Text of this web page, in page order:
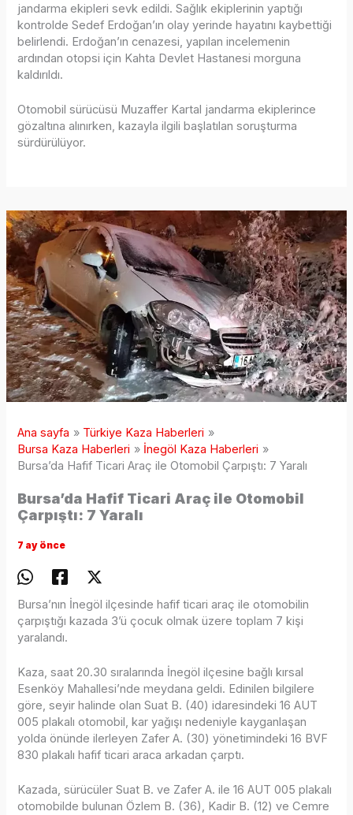
jandarma ekipleri sevk edildi. Sağlık ekiplerinin yaptığı
kontrolde Sedef Erdoğan’ın olay yerinde hayatını kaybettiği
belirlendi. Erdoğan’ın cenazesi, yapılan incelemenin
ardından otopsi için Kahta Devlet Hastanesi morguna
kaldırıldı.
Otomobil sürücüsü Muzaffer Kartal jandarma ekiplerince
gözaltına alınırken, kazayla ilgili başlatılan soruşturma
sürdürülüyor.
Ana sayfa
Türkiye Kaza Haberleri
Bursa Kaza Haberleri
İnegöl Kaza Haberleri
Bursa’da Hafif Ticari Araç ile Otomobil Çarpıştı: 7 Yaralı
Bursa’da Hafif Ticari Araç ile Otomobil
Çarpıştı: 7 Yaralı
7 ay önce
Bursa’nın İnegöl ilçesinde hafif ticari araç ile otomobilin
çarpıştığı kazada 3’ü çocuk olmak üzere toplam 7 kişi
yaralandı.
Kaza, saat 20.30 sıralarında İnegöl ilçesine bağlı kırsal
Esenköy Mahallesi’nde meydana geldi. Edinilen bilgilere
göre, seyir halinde olan Suat B. (40) idaresindeki 16 AUT
005 plakalı otomobil, kar yağışı nedeniyle kayganlaşan
yolda önünde ilerleyen Zafer A. (30) yönetimindeki 16 BVF
830 plakalı hafif ticari araca arkadan çarptı.
Kazada, sürücüler Suat B. ve Zafer A. ile 16 AUT 005 plakalı
otomobilde bulunan Özlem B. (36), Kadir B. (12) ve Cemre